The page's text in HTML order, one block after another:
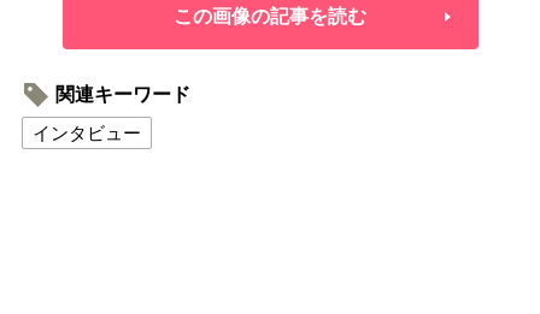
この画像の記事を読む
関連キーワード
インタビュー